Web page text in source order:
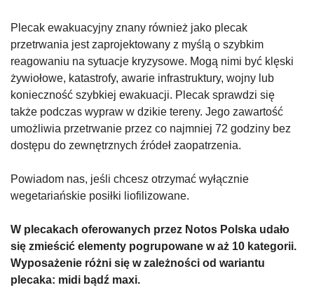
Plecak ewakuacyjny znany również jako plecak
przetrwania jest zaprojektowany z myślą o szybkim
reagowaniu na sytuacje kryzysowe. Mogą nimi być klęski
żywiołowe, katastrofy, awarie infrastruktury, wojny lub
konieczność szybkiej ewakuacji. Plecak sprawdzi się
także podczas wypraw w dzikie tereny. Jego zawartość
umożliwia przetrwanie przez co najmniej 72 godziny bez
dostępu do zewnętrznych źródeł zaopatrzenia.
Powiadom nas, jeśli chcesz otrzymać wyłącznie
wegetariańskie posiłki liofilizowane.
W plecakach oferowanych przez Notos Polska udało
się zmieścić elementy pogrupowane w aż 10 kategorii.
Wyposażenie różni się w zależności od wariantu
plecaka: midi bądź maxi.